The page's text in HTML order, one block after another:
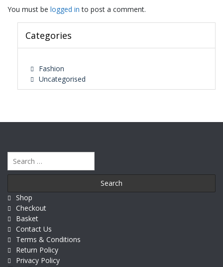
You must be logged in to post a comment.
Categories
Fashion
Uncategorised
for:
Shop
Checkout
Basket
Contact Us
Terms & Conditions
Return Policy
Privacy Policy